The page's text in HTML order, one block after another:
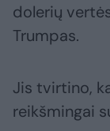
dolerių
Trumpas.
Jis tvirtino,
reikšmingai